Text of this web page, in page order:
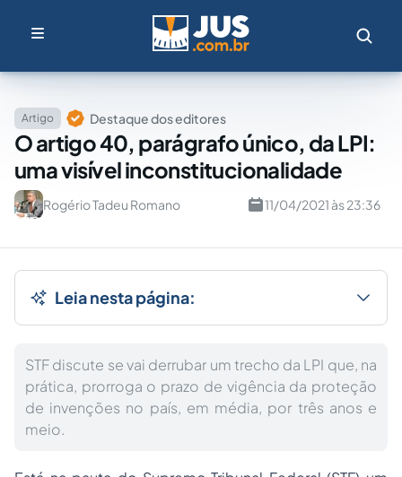
Artigo Destaque dos editores
O artigo 40, parágrafo único, da LPI:
uma visível inconstitucionalidade
Rogério Tadeu Romano 11/04/2021 às 23:36
Leia nesta página:
STF discute se vai derrubar um trecho da LPI que, na
prática, prorroga o prazo de vigência da proteção
de invenções no país, em média, por três anos e
meio.